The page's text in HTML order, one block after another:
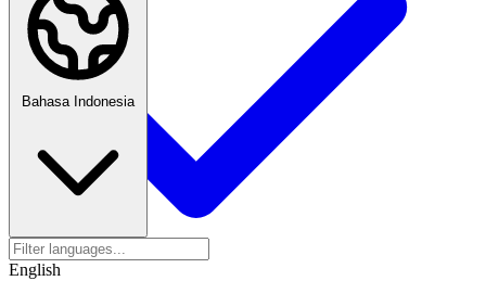
Bahasa Indonesia
English